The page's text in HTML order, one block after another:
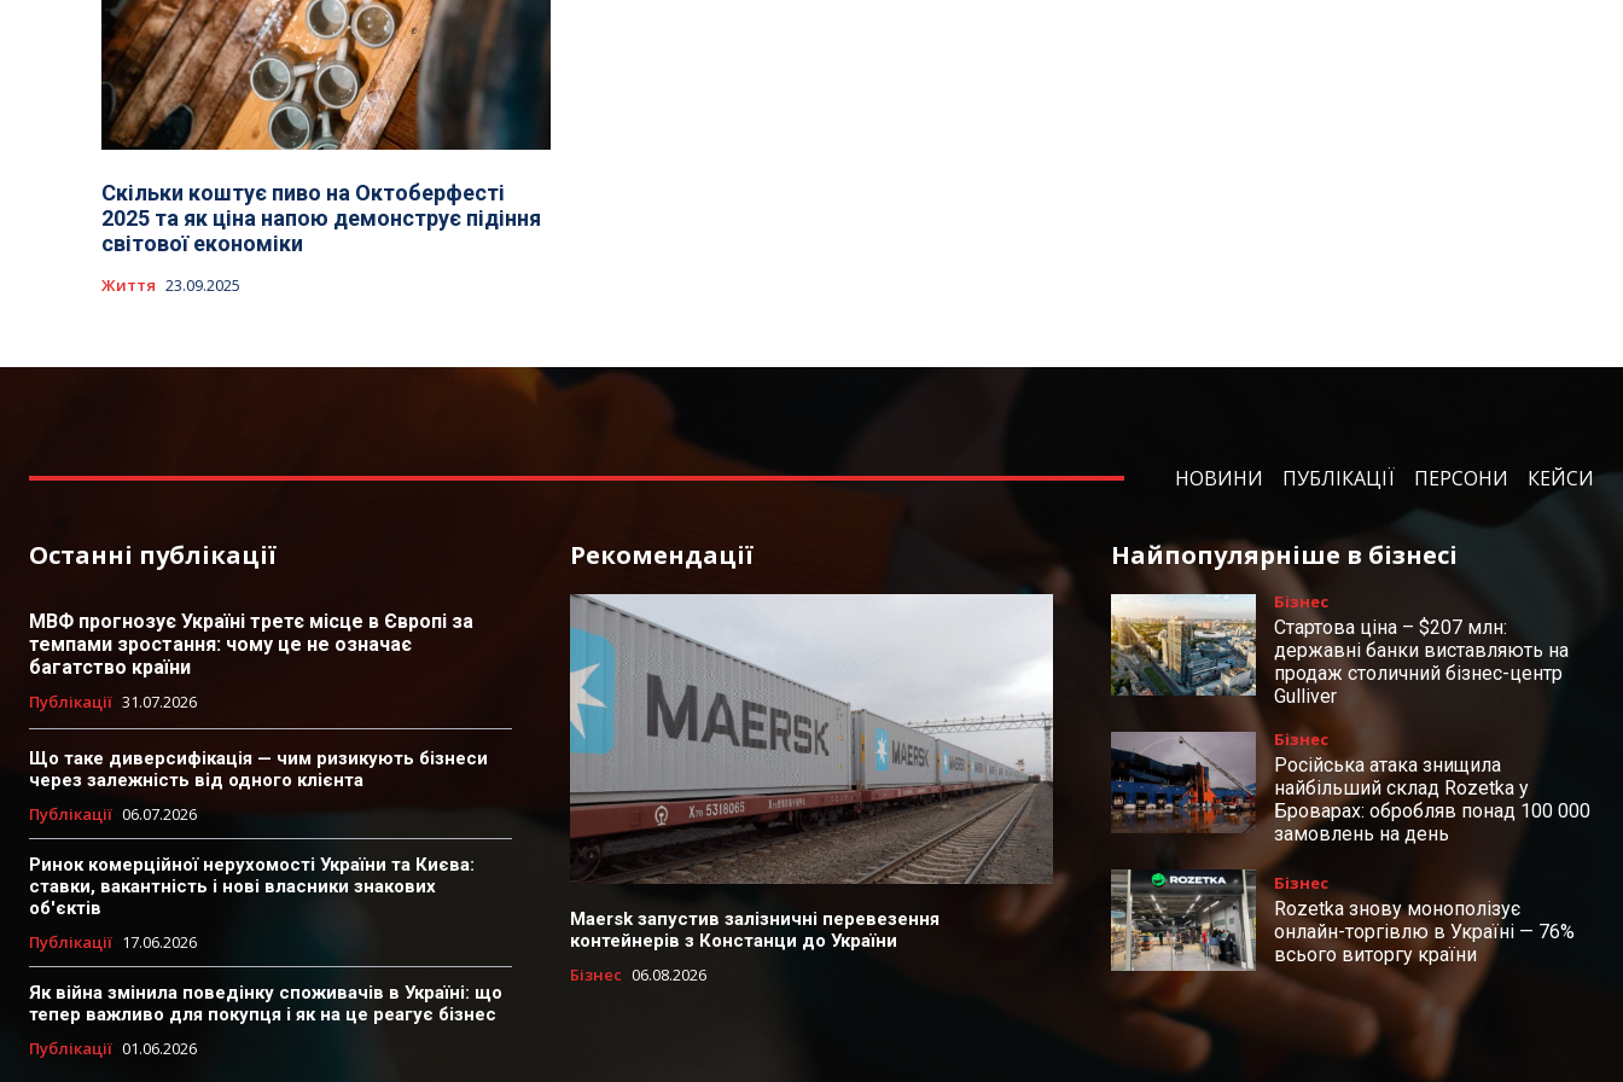
Скільки коштує пиво на Октоберфесті
2025 та як ціна напою демонструє підіння
світової економіки
Життя 23.09.2025
НОВИНИ ПУБЛІКАЦІЇ ПЕРСОНИ КЕЙСИ
Останні публікації
МВФ прогнозує Україні третє місце в Європі за
темпами зростання: чому це не означає
багатство країни
Публікації 31.07.2026
Що таке диверсифікація — чим ризикують бізнеси
через залежність від одного клієнта
Публікації 06.07.2026
Ринок комерційної нерухомості України та Києва:
ставки, вакантність і нові власники знакових
об'єктів
Публікації 17.06.2026
Як війна змінила поведінку споживачів в Україні: що
тепер важливо для покупця і як на це реагує бізнес
Публікації 01.06.2026
Рекомендації
Maersk запустив залізничні перевезення
контейнерів з Констанци до України
Бізнес 06.08.2026
Найпопулярніше в бізнесі
Бізнес
Стартова ціна – $207 млн:
державні банки виставляють на
продаж столичний бізнес-центр
Gulliver
Бізнес
Російська атака знищила
найбільший склад Rozetka у
Броварах: обробляв понад 100 000
замовлень на день
Бізнес
Rozetka знову монополізує
онлайн-торгівлю в Україні — 76%
всього виторгу країни